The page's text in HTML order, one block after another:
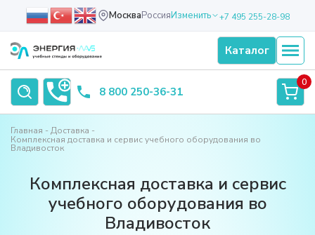
МоскваРоссияИзменить +7 495 255-28-98
Каталог
8 800 250-36-31
0
Главная
Доставка
Комплексная доставка и сервис учебного оборудования во
Владивосток
Комплексная доставка и сервис
учебного оборудования во
Владивосток